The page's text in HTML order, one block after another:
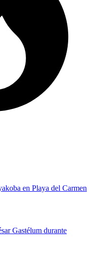
en Playa del Carmen
Gastélum durante